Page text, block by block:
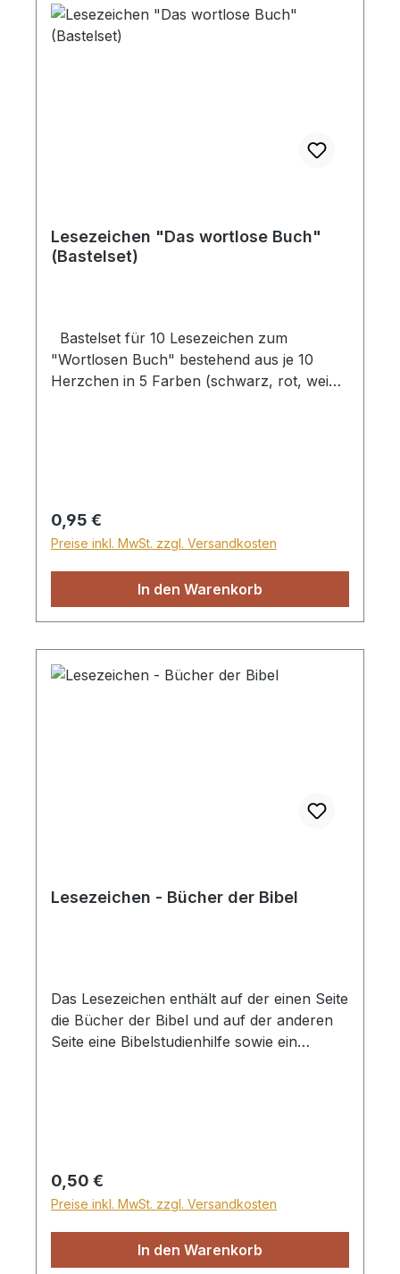
Lesezeichen "Das wortlose Buch"
(Bastelset)
Bastelset für 10 Lesezeichen zum
"Wortlosen Buch" bestehend aus je 10
Herzchen in 5 Farben (schwarz, rot, weiß,
für Kindergruppen geeignet
Regulärer Preis:
0,95 €
Preise inkl. MwSt. zzgl. Versandkosten
In den Warenkorb
Lesezeichen - Bücher der Bibel
Das Lesezeichen enthält auf der einen Seite
die Bücher der Bibel und auf der anderen
Seite eine Bibelstudienhilfe sowie ein
helfen, die biblischen Bücher schneller
wiederzufinden und unterstützt das
Bibelstudium. Das Anstreichsystem hilft
dabei, Wörter oder Sätze im gelesenen Text
einer Kategorie zuzuordnen und sie
Regulärer Preis:
0,50 €
Preise inkl. MwSt. zzgl. Versandkosten
In den Warenkorb